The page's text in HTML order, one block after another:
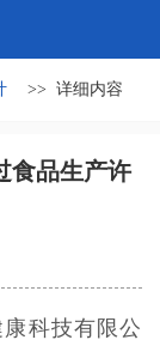
详细内容
食品生产许
康科技有限公